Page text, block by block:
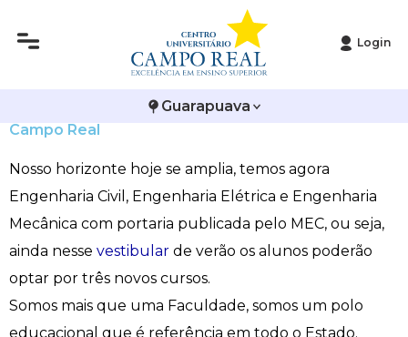
Login
Guarapuava
Engenharia Civil, Engenharia Elétrica e Engenharia
Mecânica são os novos cursos da Faculdade
Campo Real
Nosso horizonte hoje se amplia, temos agora
Engenharia Civil, Engenharia Elétrica e Engenharia
Mecânica com portaria publicada pelo MEC, ou seja,
ainda nesse vestibular de verão os alunos poderão
optar por três novos cursos.
Somos mais que uma Faculdade, somos um polo
educacional que é referência em todo o Estado.
Infraestrutura
Editais
Publicações Institucionais
Arquitetura e Urbanismo
Biomedicina
Ciências Contábeis
Direito
Enfermagem
Vestibular de Inverno
Vestibular de Medicina
2ª Via de Boleto
Atestado de Matrícula
Atividades Complementares e Sociais
Biblioteca
Calendário Acadêmico
Calendário de Provas
Avalie a Campo Real
Bolsas e Incentivos
CPA
COLAP
Comissão de Ética no Uso de Animais
Comitê de Ética em Pesquisa